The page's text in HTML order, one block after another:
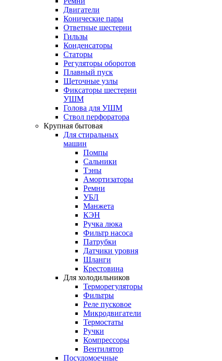
Двигатели
Конические пары
Ответные шестерни
Гильзы
Конденсаторы
Статоры
Регуляторы оборотов
Плавный пуск
Щеточные узлы
Фиксаторы шестерни
УШМ
Голова для УШМ
Ствол перфоратора
Крупная бытовая
Для стиральных
машин
Помпы
Сальники
Тэны
Амортизаторы
Ремни
УБЛ
Манжета
КЭН
Ручка люка
Фильтр насоса
Патрубки
Датчики уровня
Шланги
Крестовина
Для холодильников
Терморегуляторы
Фильтры
Реле пусковое
Микродвигатели
Термостаты
Ручки
Компрессоры
Вентилятор
Посудомоечные